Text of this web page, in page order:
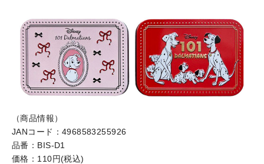
（商品情報）
JANコード：4968583255926
品番：BIS-D1
価格：110円(税込)